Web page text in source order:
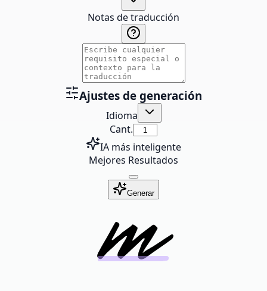
Notas de traducción
Ajustes de generación
Idioma
Cant.
IA más inteligente
Mejores Resultados
Generar